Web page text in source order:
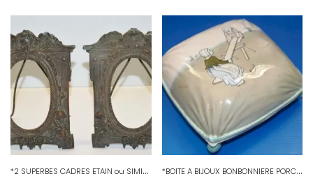
*
2 SUPERBES CADRES ETAIN ou SIMILAIRE XIXe puttis angelots JUS DE GRENIER déco
*
BOITE A BIJOUX BONBONNIERE PORCELAINE GROS COUSSIN 2 Enfants HOLLANDAIS MEISEL